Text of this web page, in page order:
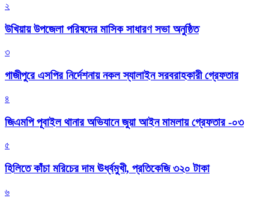
২
উখিয়ায় উপজেলা পরিষদের মাসিক সাধারণ সভা অনুষ্ঠিত
৩
গাজীপুরে এসপির নির্দেশনায় নকল স্যালাইন সরবরাহকারী গ্রেফতার
৪
জিএমপি পূবাইল থানার অভিযানে জুয়া আইন মামলায় গ্রেফতার -০৩
৫
হিলিতে কাঁচা মরিচের দাম ঊর্ধ্বমুখী, প্রতিকেজি ৩২০ টাকা
৬